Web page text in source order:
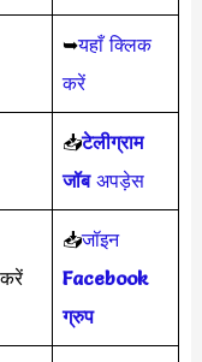
➥यहाँ क्लिक
करें
📥टेलीग्राम
जॉबअपड़ेस
📥जॉइन
Facebook
ग्रुप